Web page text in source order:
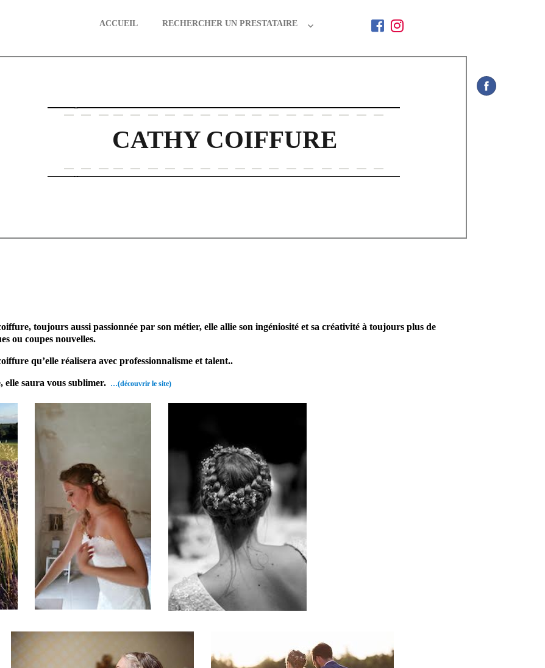
ACCUEIL RECHERCHER UN PRESTATAIRE
CATHY COIFFURE
toujours aussi passionnée par son métier, elle allie son ingéniosité et sa créativité à toujours plus de
ou coupes nouvelles.
qu’elle réalisera avec professionnalisme et talent..
elle saura vous sublimer. …(découvrir le site)